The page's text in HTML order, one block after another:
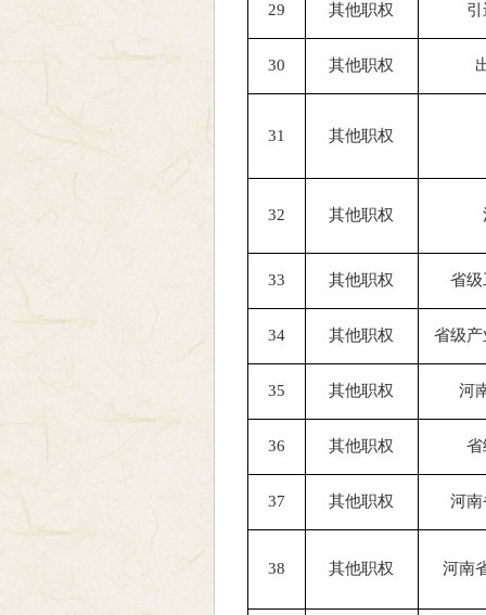
29 其他职权
30 其他职权
31 其他职权
32 其他职权
33 其他职权 省级
34 其他职权 省级
35 其他职权 河
36 其他职权 省
37 其他职权 河南
38 其他职权 河南